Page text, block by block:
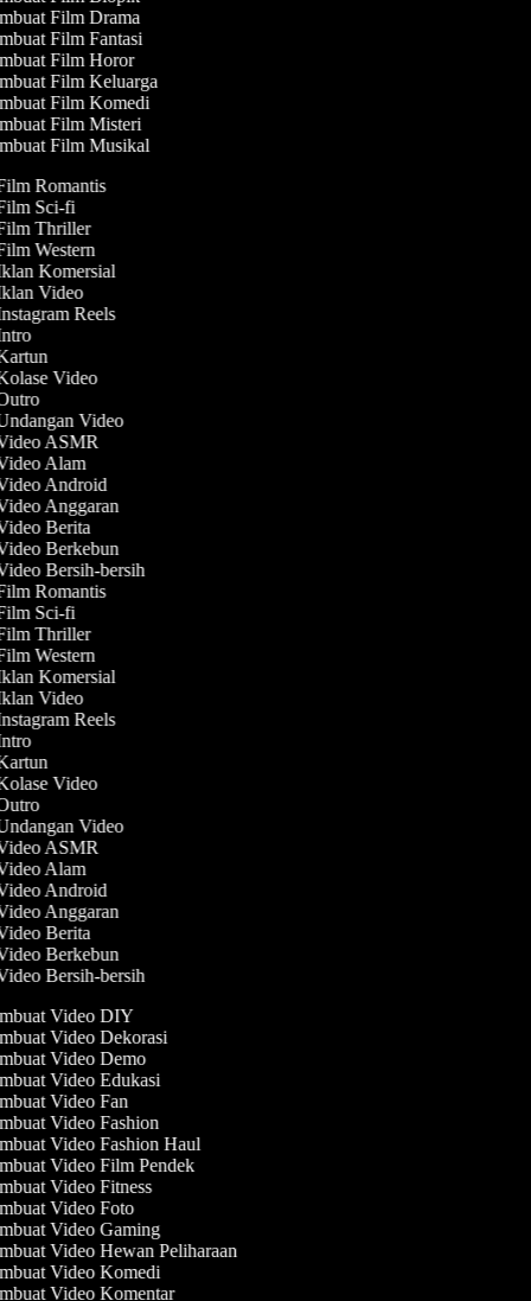
Film Drama
Film Fantasi
Film Horor
Film Keluarga
Film Komedi
Film Misteri
Film Musikal
Romantis
Sci-fi
Film Thriller
Western
Komersial
Video
Reels
Video
Video
ASMR
Alam
Android
Anggaran
Berita
Berkebun
Bersih-bersih
Romantis
Sci-fi
Film Thriller
Western
Komersial
Video
Reels
Video
Video
ASMR
Alam
Android
Anggaran
Berita
Berkebun
Bersih-bersih
Video DIY
Video Dekorasi
Video Demo
Video Edukasi
Video Fan
Video Fashion
Video Fashion Haul
Video Film Pendek
Video Fitness
Video Foto
Video Gaming
Video Hewan Peliharaan
Video Komedi
Video Komentar